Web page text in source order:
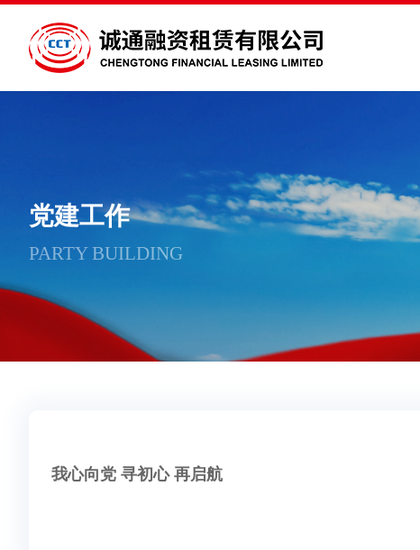
党建工作
PARTY BUILDING
我心向党 寻初心 再启航